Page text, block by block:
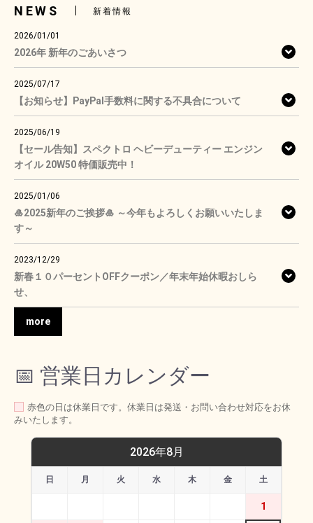
NEWS 新着情報
2026/01/01
2026年 新年のごあいさつ
2025/07/17
【お知らせ】PayPal手数料に関する不具合について
2025/06/19
【セール告知】スペクトロ ヘビーデューティー エンジン
オイル 20W50 特価販売中！
2025/01/06
🎍2025新年のご挨拶🎍 ～今年もよろしくお願いいたしま
す～
2023/12/29
新春１０パーセントOFFクーポン／年末年始休暇おしら
せ、
more
📅 営業日カレンダー
赤色の日は休業日です。休業日は発送・お問い合わせ対応をお休
みいたします。
2026年8月
日 月 火 水 木 金 土
1